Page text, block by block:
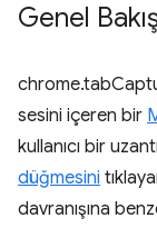
Genel
sesini içeren bir
kullanıcı bir
düğmesini
davranışına